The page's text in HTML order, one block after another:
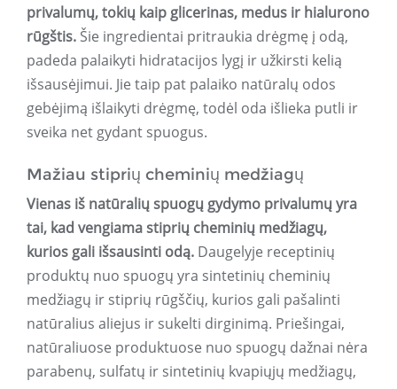
privalumų, tokių kaip glicerinas, medus ir hialurono
rūgštis. Šie ingredientai pritraukia drėgmę į odą,
padeda palaikyti hidratacijos lygį ir užkirsti kelią
išsausėjimui. Jie taip pat palaiko natūralų odos
gebėjimą išlaikyti drėgmę, todėl oda išlieka putli ir
sveika net gydant spuogus.
Mažiau stiprių cheminių medžiagų
Vienas iš natūralių spuogų gydymo privalumų yra
tai, kad vengiama stiprių cheminių medžiagų,
kurios gali išsausinti odą. Daugelyje receptinių
produktų nuo spuogų yra sintetinių cheminių
medžiagų ir stiprių rūgščių, kurios gali pašalinti
natūralius aliejus ir sukelti dirginimą. Priešingai,
natūraliuose produktuose nuo spuogų dažnai nėra
parabenų, sulfatų ir sintetinių kvapiųjų medžiagų,